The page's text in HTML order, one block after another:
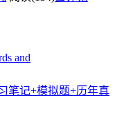
and
笔记+模拟题+历年真